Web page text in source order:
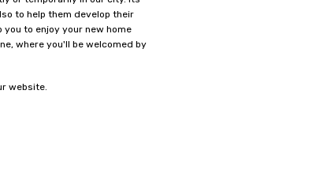
to help them develop their
to enjoy your new home
where you'll be welcomed by
website.